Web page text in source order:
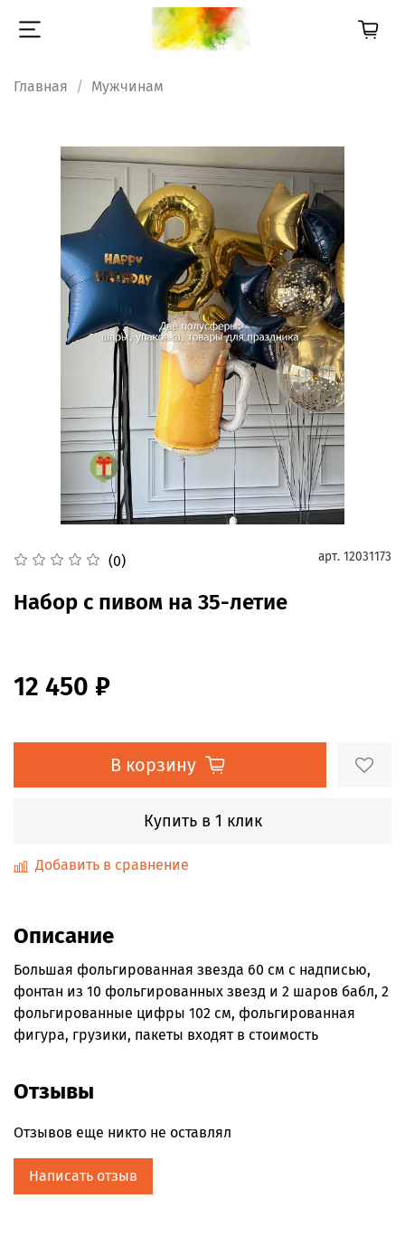
Главная Мужчинам
(0) арт. 12031173
Набор с пивом на 35-летие
12 450 ₽
В корзину
Купить в 1 клик
Добавить в сравнение
Описание
Большая фольгированная звезда 60 см с надписью,
фонтан из 10 фольгированных звезд и 2 шаров бабл, 2
фольгированные цифры 102 см, фольгированная
фигура, грузики, пакеты входят в стоимость
Отзывы
Отзывов еще никто не оставлял
Написать отзыв